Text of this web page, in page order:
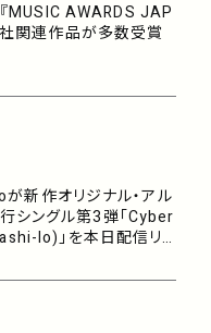
MUSIC AWARDS JAP
関連作品が多数受賞
新作オリジナル・アル
シングル第3弾「Cyber
lo)」を本日配信リリ
・テクノ」ナンバー！